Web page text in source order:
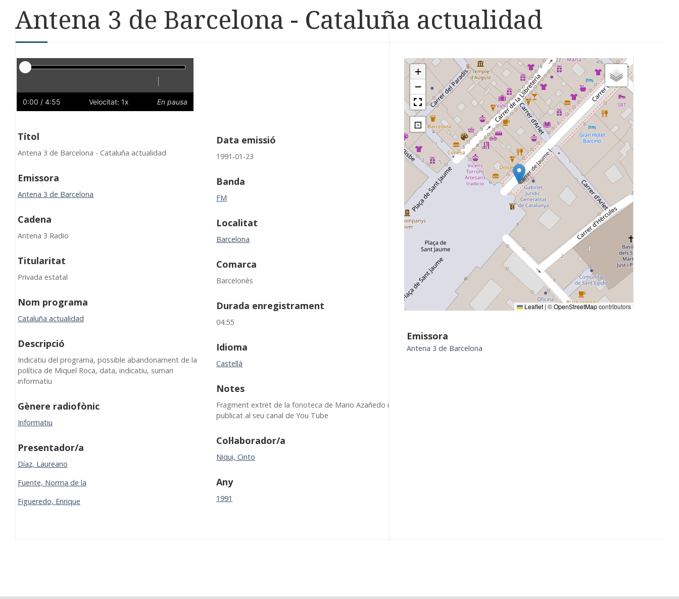
Antena 3 de Barcelona - Cataluña actualidad
Reproductor
Lent
0:00 / 4:55 Velocitat: 1x En pausa
Títol
Antena 3 de Barcelona - Cataluña actualidad
Emissora
Antena 3 de Barcelona
Cadena
Antena 3 Radio
Titularitat
Privada estatal
Nom programa
Cataluña actualidad
Descripció
Indicatiu del programa, possible abandonament de la
política de Miquel Roca, data, indicatiu, sumari
informatiu
Gènere radiofònic
Informatiu
Presentador/a
Díaz, Laureano
Fuente, Norma de la
Figueredo, Enrique
Data emissió
1991-01-23
Banda
FM
Localitat
Barcelona
Comarca
Barcelonès
Durada enregistrament
04:55
Idioma
Castellà
Notes
Fragment extret de la fonoteca de Mario Azañedo i
publicat al seu canal de You Tube
Col·laborador/a
Niqui, Cinto
Any
1991
+
−
⊡
Leaflet|©OpenStreetMapcontributors
Emissora
Antena 3 de Barcelona